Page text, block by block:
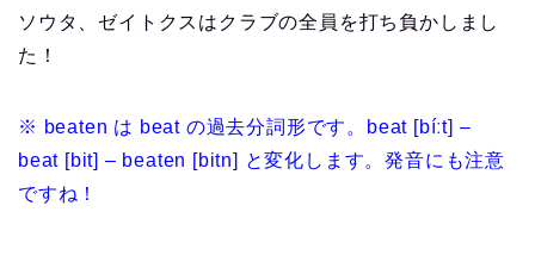
ソウタ、ゼイトクスはクラブの全員を打ち負かしまし
た！
※ beaten は beat の過去分詞形です。beat [bíːt] –
beat [bit] – beaten [bitn] と変化します。発音にも注意
ですね！